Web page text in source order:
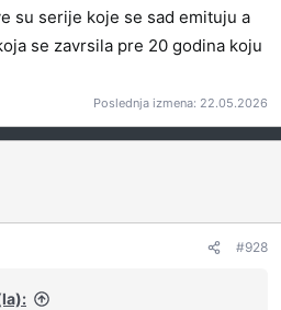
su serije koje se sad emituju a
se zavrsila pre 20 godina koju
Poslednja izmena: 22.05.2026
#928